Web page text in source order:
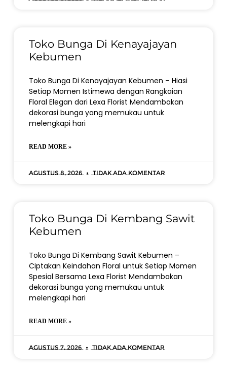
Toko Bunga Di Kenayajayan
Kebumen
Toko Bunga Di Kenayajayan Kebumen – Hiasi
Setiap Momen Istimewa dengan Rangkaian
Floral Elegan dari Lexa Florist Mendambakan
dekorasi bunga yang memukau untuk
melengkapi hari
READ MORE »
Agustus 8, 2026 Tidak ada komentar
Toko Bunga Di Kembang Sawit
Kebumen
Toko Bunga Di Kembang Sawit Kebumen –
Ciptakan Keindahan Floral untuk Setiap Momen
Spesial Bersama Lexa Florist Mendambakan
dekorasi bunga yang memukau untuk
melengkapi hari
READ MORE »
Agustus 7, 2026 Tidak ada komentar